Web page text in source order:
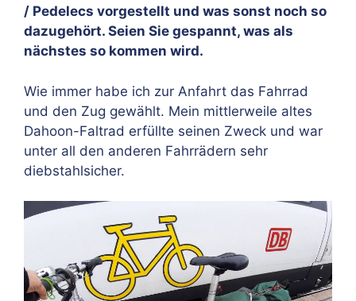
/ Pedelecs vorgestellt und was sonst noch so
dazugehört. Seien Sie gespannt, was als
nächstes so kommen wird.
Wie immer habe ich zur Anfahrt das Fahrrad
und den Zug gewählt. Mein mittlerweile altes
Dahoon-Faltrad erfüllte seinen Zweck und war
unter all den anderen Fahrrädern sehr
diebstahlsicher.